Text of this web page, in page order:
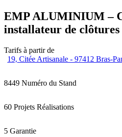
EMP ALUMINIUM –
installateur de clôtures
Tarifs à partir de
19, Citée Artisanale - 97412 Bras-
8449 Numéro du Stand
60 Projets Réalisations
5 Garantie